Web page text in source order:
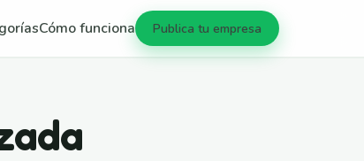
Cómo funciona Publica tu empresa